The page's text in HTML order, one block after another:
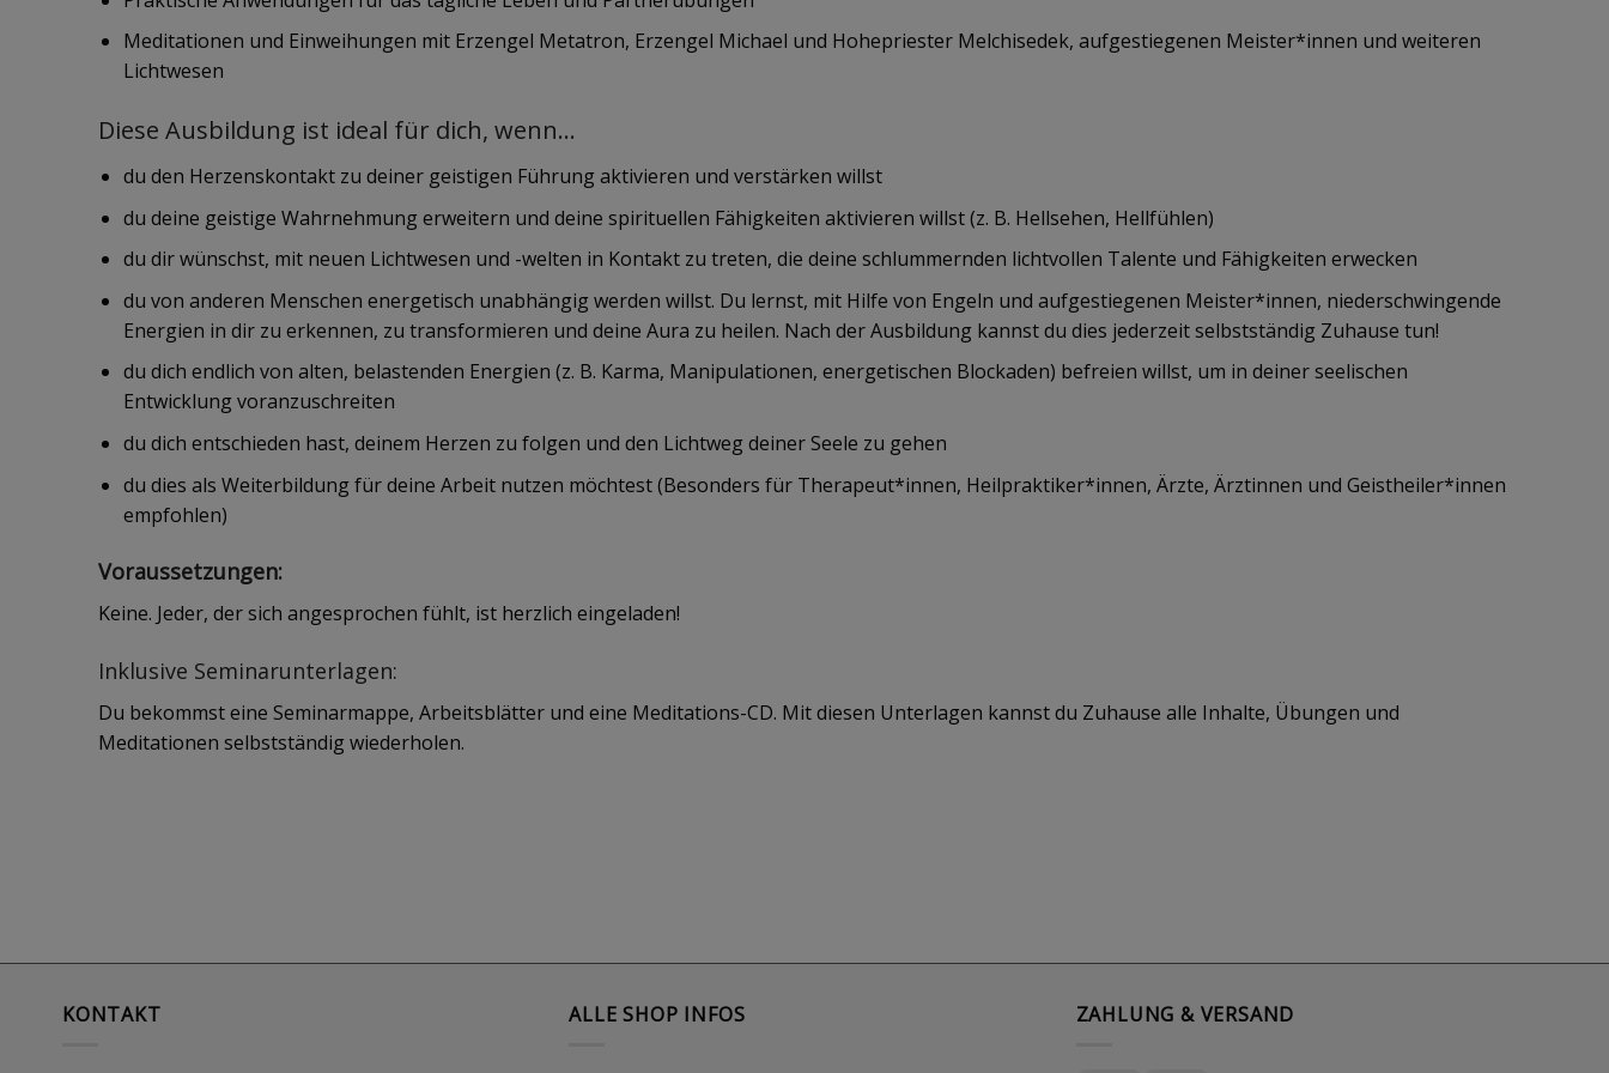
Meditationen und Einweihungen mit Erzengel Metatron, Erzengel Michael und Hohepriester Melchisedek, aufgestiegenen Meister*innen und weiteren
Lichtwesen
Diese Ausbildung ist ideal für dich, wenn…
du den Herzenskontakt zu deiner geistigen Führung aktivieren und verstärken willst
du deine geistige Wahrnehmung erweitern und deine spirituellen Fähigkeiten aktivieren willst (z. B. Hellsehen, Hellfühlen)
du dir wünschst, mit neuen Lichtwesen und -welten in Kontakt zu treten, die deine schlummernden lichtvollen Talente und Fähigkeiten erwecken
du von anderen Menschen energetisch unabhängig werden willst. Du lernst, mit Hilfe von Engeln und aufgestiegenen Meister*innen, niederschwingende
Energien in dir zu erkennen, zu transformieren und deine Aura zu heilen. Nach der Ausbildung kannst du dies jederzeit selbstständig Zuhause tun!
du dich endlich von alten, belastenden Energien (z. B. Karma, Manipulationen, energetischen Blockaden) befreien willst, um in deiner seelischen
Entwicklung voranzuschreiten
du dich entschieden hast, deinem Herzen zu folgen und den Lichtweg deiner Seele zu gehen
du dies als Weiterbildung für deine Arbeit nutzen möchtest (Besonders für Therapeut*innen, Heilpraktiker*innen, Ärzte, Ärztinnen und Geistheiler*innen
empfohlen)
Voraussetzungen:
Keine. Jeder, der sich angesprochen fühlt, ist herzlich eingeladen!
Inklusive Seminarunterlagen:
Du bekommst eine Seminarmappe, Arbeitsblätter und eine Meditations-CD. Mit diesen Unterlagen kannst du Zuhause alle Inhalte, Übungen und
Meditationen selbstständig wiederholen.
KONTAKT ALLE SHOP INFOS ZAHLUNG & VERSAND